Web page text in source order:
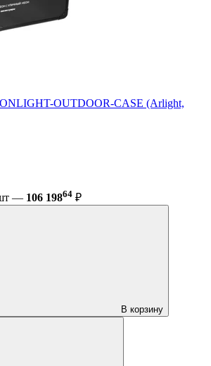
OUTDOOR-CASE (Arlight,
— 106 19864 ₽
В корзину